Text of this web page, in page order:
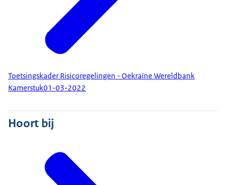
Toetsingskader Risicoregelingen - Oekraïne Wereldbank
Kamerstuk01-03-2022
Hoort bij